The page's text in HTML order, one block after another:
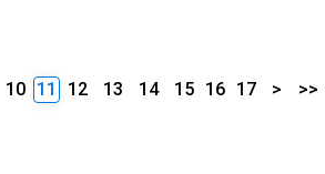
10 11 12 13 14 15 16 17 > >>